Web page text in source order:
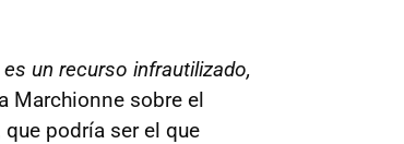
un recurso infrautilizado,
Marchionne sobre el
que podría ser el que